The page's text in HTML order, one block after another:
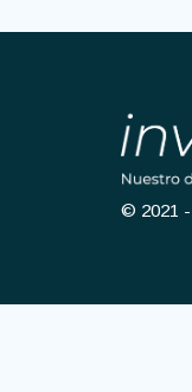
© 2021 -